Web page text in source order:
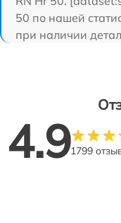
50 по нашей
при наличии
4.91799